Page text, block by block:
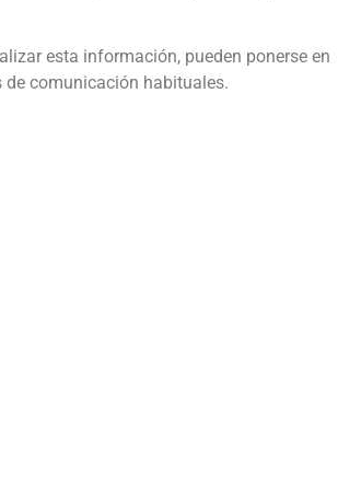
esta información, pueden ponerse en
comunicación habituales.